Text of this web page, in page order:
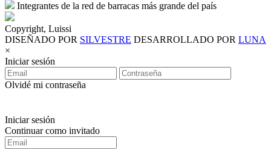
Integrantes de la red de barracas más grande del país
Copyright, Luissi
DISEÑADO POR SILVESTRE DESARROLLADO POR LUNA
×
Iniciar sesión
Olvidé mi contraseña
Iniciar sesión
Continuar como invitado